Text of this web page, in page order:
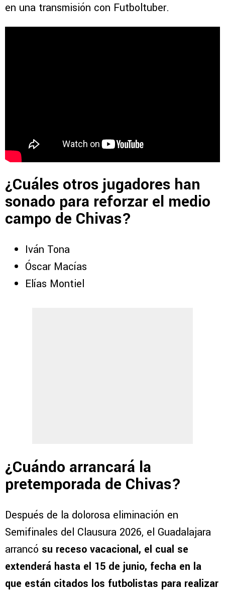
en una transmisión con Futboltuber.
¿Cuáles otros jugadores han
sonado para reforzar el medio
campo de Chivas?
Iván Tona
Óscar Macías
Elías Montiel
¿Cuándo arrancará la
pretemporada de Chivas?
Después de la dolorosa eliminación en
Semifinales del Clausura 2026, el Guadalajara
arrancó su receso vacacional, el cual se
extenderá hasta el 15 de junio, fecha en la
que están citados los futbolistas para realizar